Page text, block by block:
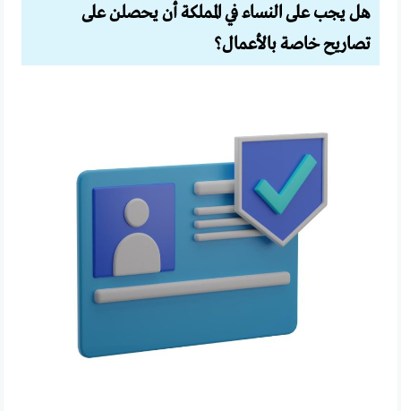
هل يجب على النساء في المملكة أن يحصلن على
تصاريح خاصة بالأعمال؟